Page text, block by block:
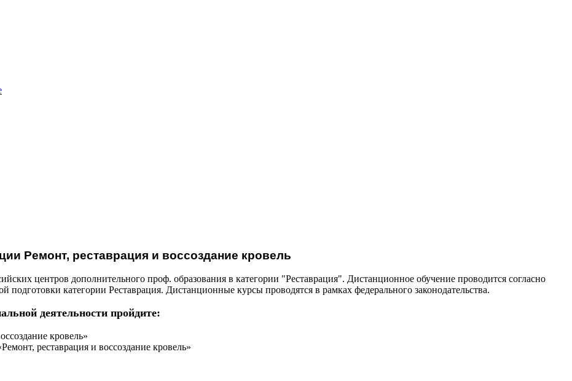
Ремонт, реставрация и воссоздание кровель
центров дополнительного проф. образования в категории "Реставрация". Дистанционное обучение проводится согласно
категории Реставрация. Дистанционные курсы проводятся в рамках федерального законодательства.
деятельности пройдите:
кровель»
реставрация и воссоздание кровель»